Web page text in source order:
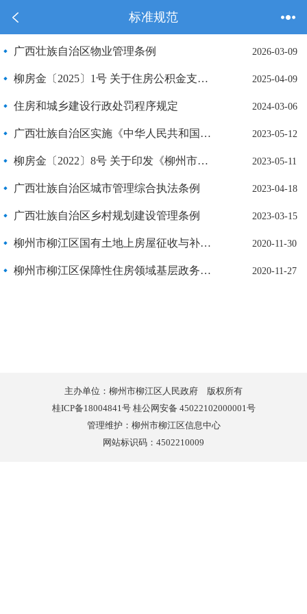
标准规范
2026-03-09
广西壮族自治区物业管理条例
2025-04-09
柳房金〔2025〕1号 关于住房公积金支持缴存人购买配售型保障性住房的通知
2024-03-06
住房和城乡建设行政处罚程序规定
2023-05-12
广西壮族自治区实施《中华人民共和国城乡规划法》办法
2023-05-11
柳房金〔2022〕8号 关于印发《柳州市住房公积金冲还贷业务管理规定（试行）》的通知
2023-04-18
广西壮族自治区城市管理综合执法条例
2023-03-15
广西壮族自治区乡村规划建设管理条例
2020-11-30
柳州市柳江区国有土地上房屋征收与补偿领域基层政务公开标准目录
2020-11-27
柳州市柳江区保障性住房领域基层政务公开标准目录
主办单位：柳州市柳江区人民政府 版权所有
桂ICP备18004841号 桂公网安备 45022102000001号
管理维护：柳州市柳江区信息中心
网站标识码：4502210009